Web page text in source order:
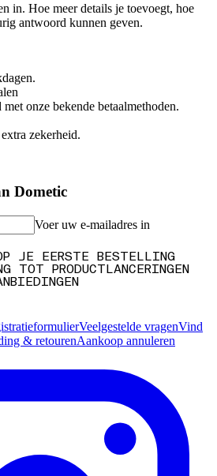
in. Hoe meer details je toevoegt, hoe
antwoord kunnen geven.
onze bekende betaalmethoden.
zekerheid.
Dometic
Voer uw e-mailadres in
JE EERSTE BESTELLING
TOT PRODUCTLANCERINGEN
Veelgestelde vragenVind
& retourenAankoop annuleren